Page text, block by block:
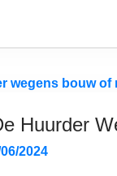
Huurder
2024